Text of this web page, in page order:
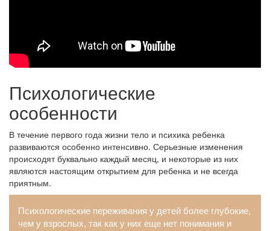
Психологические
особенности
В течение первого года жизни тело и психика ребенка
развиваются особенно интенсивно. Серьезные изменения
происходят буквально каждый месяц, и некоторые из них
являются настоящим открытием для ребенка и не всегда
приятным.
Психологические переживания у детей более глубокие,
чем у взрослых, так как у них еще нет понимания и